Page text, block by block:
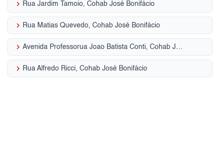
keyboard_arrow_right Rua Jardim Tamoio, Cohab José Bonifácio
keyboard_arrow_right Rua Matias Quevedo, Cohab José Bonifácio
keyboard_arrow_right Avenida Professorua Joao Batista Conti, Cohab José Bonifácio
keyboard_arrow_right Rua Alfredo Ricci, Cohab José Bonifácio